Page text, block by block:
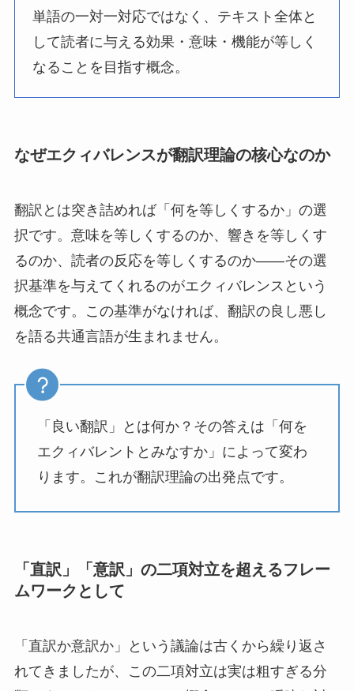
単語の一対一対応ではなく、テキスト全体と
して読者に与える効果・意味・機能が等しく
なることを目指す概念。
なぜエクィバレンスが翻訳理論の核心なのか
翻訳とは突き詰めれば「何を等しくするか」の選
択です。意味を等しくするのか、響きを等しくす
るのか、読者の反応を等しくするのか——その選
択基準を与えてくれるのがエクィバレンスという
概念です。この基準がなければ、翻訳の良し悪し
を語る共通言語が生まれません。
「良い翻訳」とは何か？その答えは「何を
エクィバレントとみなすか」によって変わ
ります。これが翻訳理論の出発点です。
「直訳」「意訳」の二項対立を超えるフレー
ムワークとして
「直訳か意訳か」という議論は古くから繰り返さ
れてきましたが、この二項対立は実は粗すぎる分